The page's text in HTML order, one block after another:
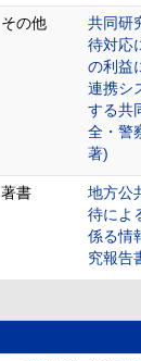
その他
共同研
待対応
の利益
連携シ
する共
全・警
著)
著書
地方公
待によ
係る情
究報告